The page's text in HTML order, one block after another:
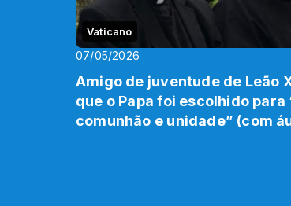
Vaticano
07/05/2026
Amigo de juventude de Leão
que o Papa foi escolhido para
comunhão e unidade” (com